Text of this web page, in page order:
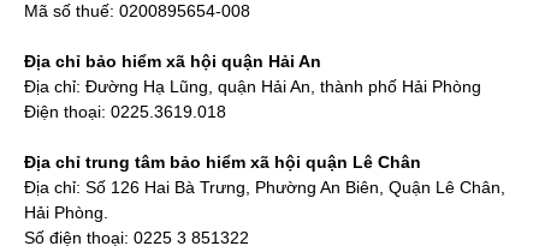
Mã số thuế: 0200895654-008
Địa chỉ bảo hiểm xã hội quận Hải An
Địa chỉ: Đường Hạ Lũng, quận Hải An, thành phố Hải Phòng
Điện thoại: 0225.3619.018
Địa chỉ trung tâm bảo hiểm xã hội quận Lê Chân
Địa chỉ: Số 126 Hai Bà Trưng, Phường An Biên, Quận Lê Chân,
Hải Phòng.
Số điện thoại: 0225 3 851322